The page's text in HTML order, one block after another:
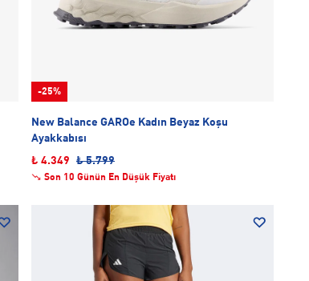
-25%
New Balance GAROe Kadın Beyaz Koşu
Ayakkabısı
₺ 4.349
₺ 5.799
Son 10 Günün En Düşük Fiyatı